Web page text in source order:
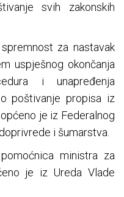
svih zakonskih
za nastavak
uspješnog okončanja
i unapređenja
poštivanje propisa iz
je iz Federalnog
i šumarstva.
ministra za
je iz Ureda Vlade